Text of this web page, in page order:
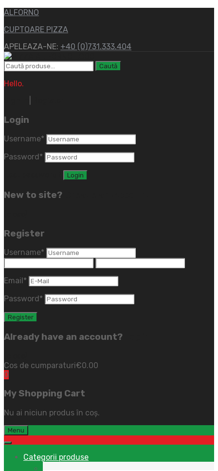
ALFORNO
CUPTOARE PIZZA
APELEAZA-NE: +40 (0)731.333.404
Caută
Hello.
Login
Username*
Password *
New to site?
Register
Username*
Email *
Password *
Already have an account?
Cos de cumparaturi€0.00
0
My Shopping Cart
Nu ai niciun produs în coș.
Menu
Categorii produse